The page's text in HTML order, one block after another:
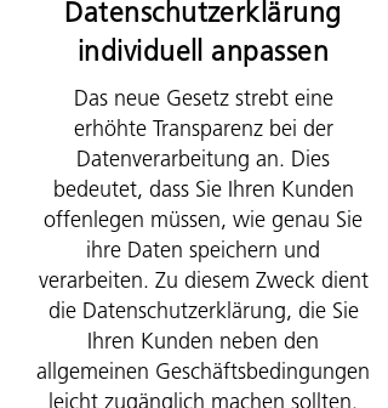
Datenschutzerklärung
individuell anpassen
Das neue Gesetz strebt eine
erhöhte Transparenz bei der
Datenverarbeitung an. Dies
bedeutet, dass Sie Ihren Kunden
offenlegen müssen, wie genau Sie
ihre Daten speichern und
verarbeiten. Zu diesem Zweck dient
die Datenschutzerklärung, die Sie
Ihren Kunden neben den
allgemeinen Geschäftsbedingungen